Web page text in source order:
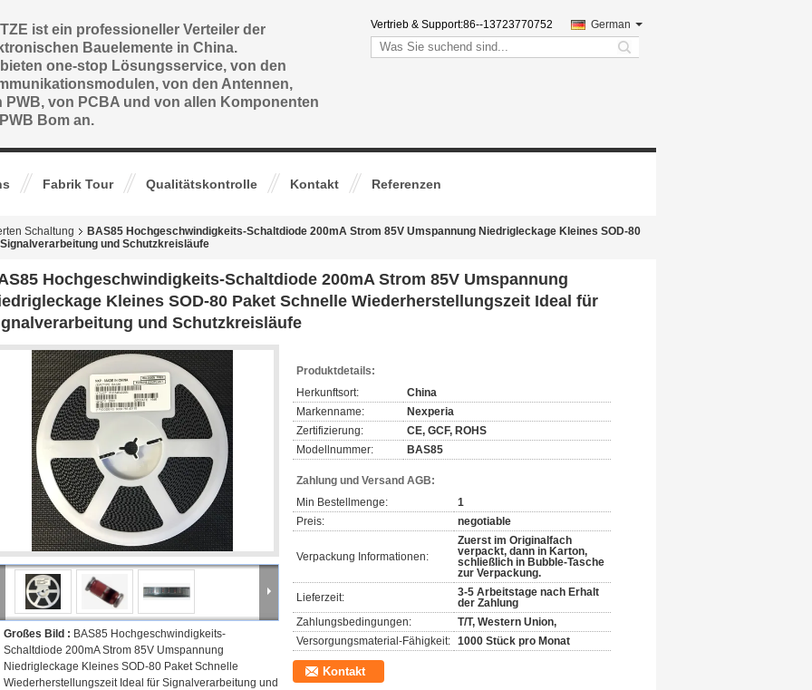
ist ein professioneller Verteiler der
Bauelemente in China.
one-stop Lösungsservice, von den
von den Antennen,
PWB, von PCBA und von allen Komponenten
Bom an.
Vertrieb & Support:86--13723770752 German
search
Fabrik Tour Qualitätskontrolle Kontakt Referenzen
Schaltung
BAS85 Hochgeschwindigkeits-Schaltdiode 200mA Strom 85V Umspannung Niedrigleckage Kleines SOD-80
und Schutzkreisläufe
Hochgeschwindigkeits-Schaltdiode 200mA Strom 85V Umspannung
Kleines SOD-80 Paket Schnelle Wiederherstellungszeit Ideal für
und Schutzkreisläufe
Großes Bild : BAS85 Hochgeschwindigkeits-
Schaltdiode 200mA Strom 85V Umspannung
Niedrigleckage Kleines SOD-80 Paket Schnelle
Wiederherstellungszeit Ideal für Signalverarbeitung und
Produktdetails:
Herkunftsort:
China
Markenname:
Nexperia
Zertifizierung:
CE, GCF, ROHS
Modellnummer:
BAS85
Zahlung und Versand AGB:
Min Bestellmenge:
1
Preis:
negotiable
Verpackung Informationen:
Zuerst im Originalfach
verpackt, dann in Karton,
schließlich in Bubble-Tasche
zur Verpackung.
Lieferzeit:
3-5 Arbeitstage nach Erhalt
der Zahlung
Zahlungsbedingungen:
T/T, Western Union,
Versorgungsmaterial-Fähigkeit: 1000 Stück pro Monat
Kontakt